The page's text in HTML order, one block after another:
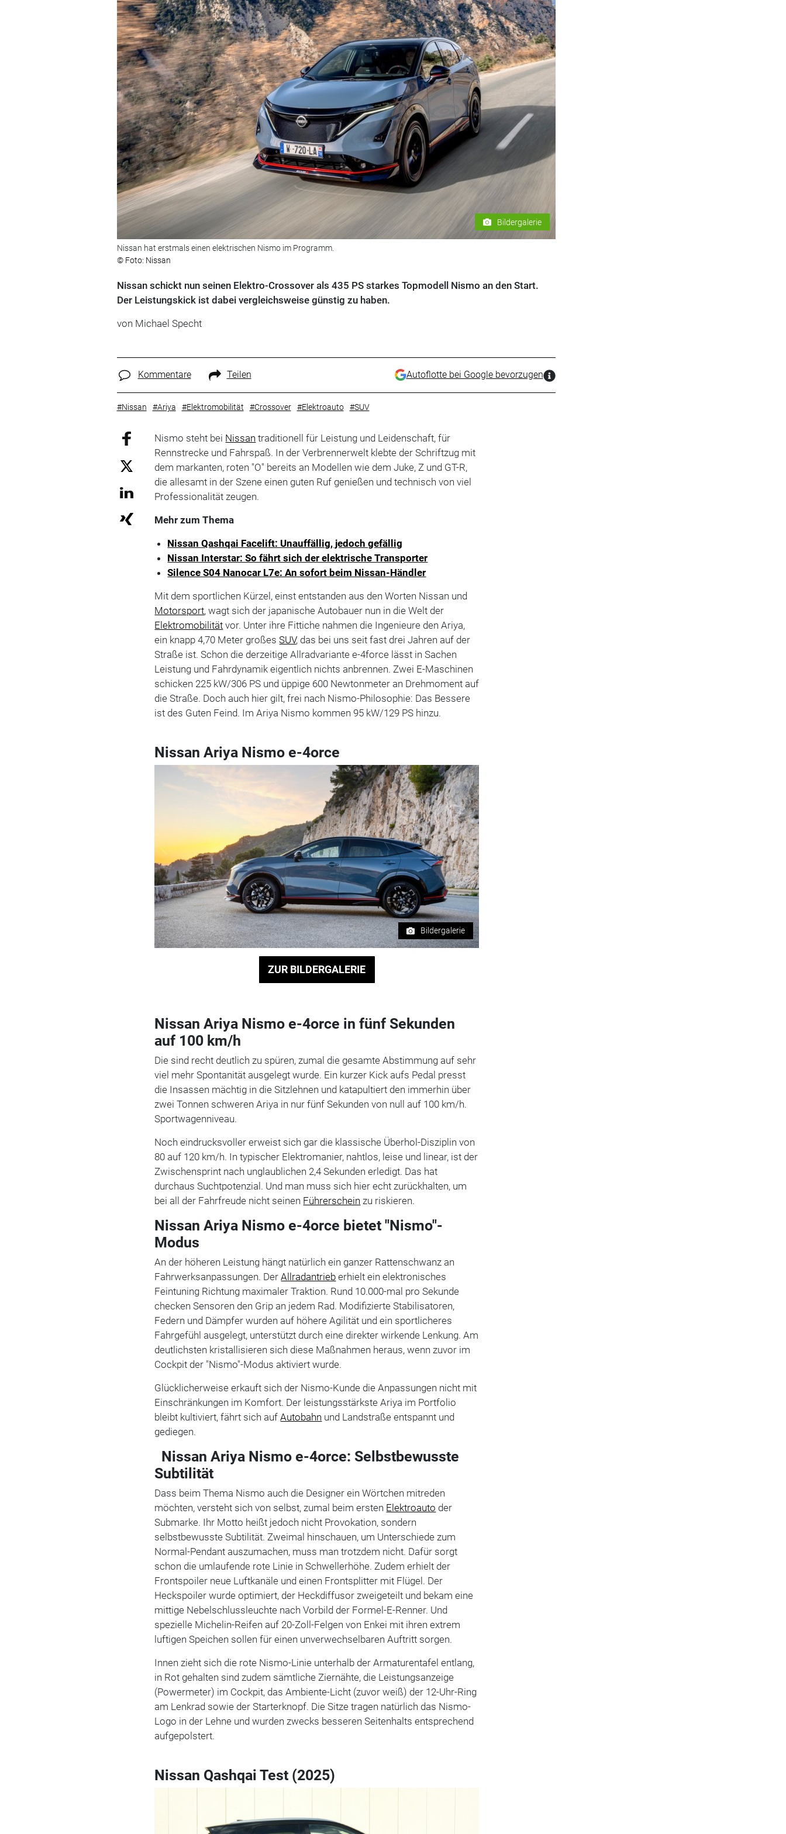
Bildergalerie
Nissan hat erstmals einen elektrischen Nismo im Programm.
© Foto: Nissan
Nissan schickt nun seinen Elektro-Crossover als 435 PS starkes Topmodell Nismo an den Start.
Der Leistungskick ist dabei vergleichsweise günstig zu haben.
von Michael Specht
Kommentare Teilen Autoflotte bei Google bevorzugen
#Nissan #Ariya #Elektromobilität #Crossover #Elektroauto #SUV
Nismo steht bei Nissan traditionell für Leistung und Leidenschaft, für
Rennstrecke und Fahrspaß. In der Verbrennerwelt klebte der Schriftzug mit
dem markanten, roten "O" bereits an Modellen wie dem Juke, Z und GT-R,
die allesamt in der Szene einen guten Ruf genießen und technisch von viel
Professionalität zeugen.
Mehr zum Thema
Nissan Qashqai Facelift: Unauffällig, jedoch gefällig
Nissan Interstar: So fährt sich der elektrische Transporter
Silence S04 Nanocar L7e: An sofort beim Nissan-Händler
Mit dem sportlichen Kürzel, einst entstanden aus den Worten Nissan und
Motorsport, wagt sich der japanische Autobauer nun in die Welt der
Elektromobilität vor. Unter ihre Fittiche nahmen die Ingenieure den Ariya,
ein knapp 4,70 Meter großesSUV, das bei uns seit fast drei Jahren auf der
Straße ist. Schon die derzeitige Allradvariante e-4force lässt in Sachen
Leistung und Fahrdynamik eigentlich nichts anbrennen. Zwei E-Maschinen
schicken 225 kW/306 PS und üppige 600 Newtonmeter an Drehmoment auf
die Straße. Doch auch hier gilt, frei nach Nismo-Philosophie: Das Bessere
ist des Guten Feind. Im Ariya Nismo kommen 95 kW/129 PS hinzu.
Nissan Ariya Nismo e-4orce
Bildergalerie
ZUR BILDERGALERIE
Nissan Ariya Nismo e-4orce in fünf Sekunden
auf 100 km/h
Die sind recht deutlich zu spüren, zumal die gesamte Abstimmung auf sehr
viel mehr Spontanität ausgelegt wurde. Ein kurzer Kick aufs Pedal presst
die Insassen mächtig in die Sitzlehnen und katapultiert den immerhin über
zwei Tonnen schweren Ariya in nur fünf Sekunden von null auf 100 km/h.
Sportwagenniveau.
Noch eindrucksvoller erweist sich gar die klassische Überhol-Disziplin von
80 auf 120 km/h. In typischer Elektromanier, nahtlos, leise und linear, ist der
Zwischensprint nach unglaublichen 2,4 Sekunden erledigt. Das hat
durchaus Suchtpotenzial. Und man muss sich hier echt zurückhalten, um
bei all der Fahrfreude nicht seinen Führerschein zu riskieren.
Nissan Ariya Nismo e-4orce bietet "Nismo"-
Modus
An der höheren Leistung hängt natürlich ein ganzer Rattenschwanz an
Fahrwerksanpassungen. DerAllradantrieb erhielt ein elektronisches
Feintuning Richtung maximaler Traktion. Rund 10.000-mal pro Sekunde
checken Sensoren den Grip an jedem Rad. Modifizierte Stabilisatoren,
Federn und Dämpfer wurden auf höhere Agilität und ein sportlicheres
Fahrgefühl ausgelegt, unterstützt durch eine direkter wirkende Lenkung. Am
deutlichsten kristallisieren sich diese Maßnahmen heraus, wenn zuvor im
Cockpit der "Nismo"-Modus aktiviert wurde.
Glücklicherweise erkauft sich der Nismo-Kunde die Anpassungen nicht mit
Einschränkungen im Komfort. Der leistungsstärkste Ariya im Portfolio
bleibt kultiviert, fährt sich aufAutobahn und Landstraße entspannt und
gediegen.
Nissan Ariya Nismo e-4orce: Selbstbewusste
Subtilität
Dass beim Thema Nismo auch die Designer ein Wörtchen mitreden
möchten, versteht sich von selbst, zumal beim ersten Elektroauto der
Submarke. Ihr Motto heißt jedoch nicht Provokation, sondern
selbstbewusste Subtilität. Zweimal hinschauen, um Unterschiede zum
Normal-Pendant auszumachen, muss man trotzdem nicht. Dafür sorgt
schon die umlaufende rote Linie in Schwellerhöhe. Zudem erhielt der
Frontspoiler neue Luftkanäle und einen Frontsplitter mit Flügel. Der
Heckspoiler wurde optimiert, der Heckdiffusor zweigeteilt und bekam eine
mittige Nebelschlussleuchte nach Vorbild der Formel-E-Renner. Und
spezielle Michelin-Reifen auf 20-Zoll-Felgen von Enkei mit ihren extrem
luftigen Speichen sollen für einen unverwechselbaren Auftritt sorgen.
Innen zieht sich die rote Nismo-Linie unterhalb der Armaturentafel entlang,
in Rot gehalten sind zudem sämtliche Ziernähte, die Leistungsanzeige
(Powermeter) im Cockpit, das Ambiente-Licht (zuvor weiß) der 12-Uhr-Ring
am Lenkrad sowie der Starterknopf. Die Sitze tragen natürlich das Nismo-
Logo in der Lehne und wurden zwecks besseren Seitenhalts entsprechend
aufgepolstert.
Nissan Qashqai Test (2025)